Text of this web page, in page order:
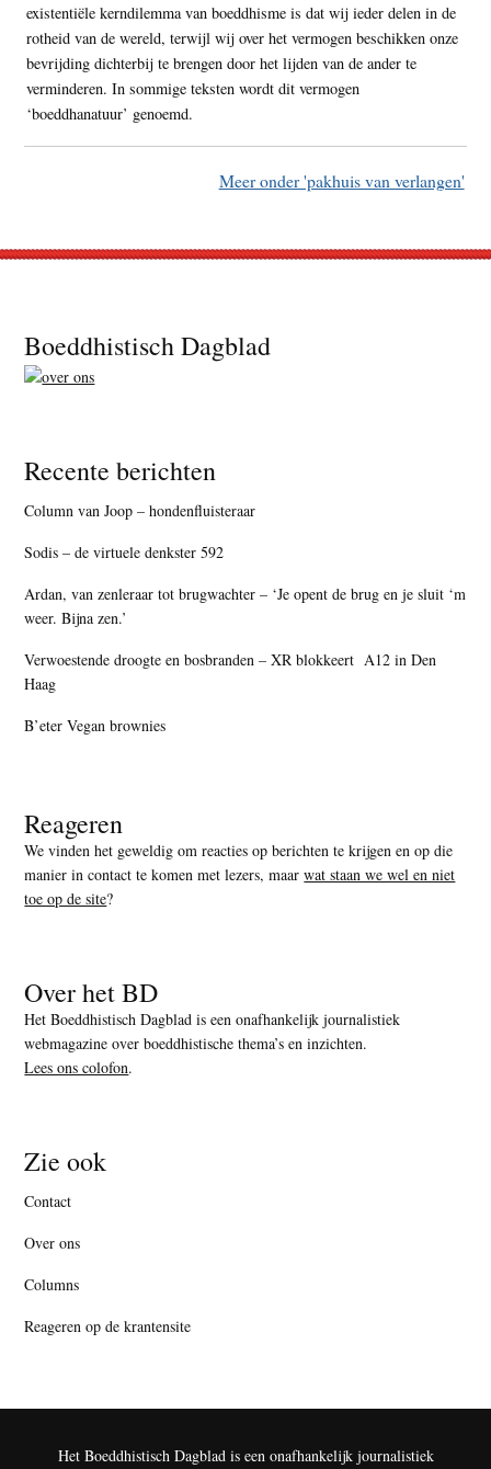
existentiële kerndilemma van boeddhisme is dat wij ieder delen in de
rotheid van de wereld, terwijl wij over het vermogen beschikken onze
bevrijding dichterbij te brengen door het lijden van de ander te
verminderen. In sommige teksten wordt dit vermogen
‘boeddhanatuur’ genoemd.
Meer onder 'pakhuis van verlangen'
Footer
Boeddhistisch Dagblad
Recente berichten
Column van Joop – hondenfluisteraar
Sodis – de virtuele denkster 592
Ardan, van zenleraar tot brugwachter – ‘Je opent de brug en je sluit ‘m
weer. Bijna zen.’
Verwoestende droogte en bosbranden – XR blokkeert A12 in Den
Haag
B’eter Vegan brownies
Reageren
We vinden het geweldig om reacties op berichten te krijgen en op die
manier in contact te komen met lezers, maarwat staan we wel en niet
toe op de site?
Over het BD
Het Boeddhistisch Dagblad is een onafhankelijk journalistiek
webmagazine over boeddhistische thema’s en inzichten.
Lees ons colofon.
Zie ook
Contact
Over ons
Columns
Reageren op de krantensite
Het Boeddhistisch Dagblad is een onafhankelijk journalistiek